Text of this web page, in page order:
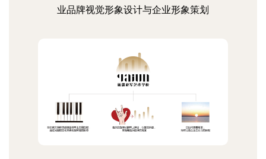
业品牌视觉形象设计与企业形象策划